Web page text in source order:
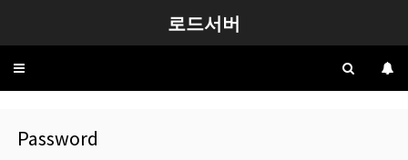
로드서버
Toggle
Password